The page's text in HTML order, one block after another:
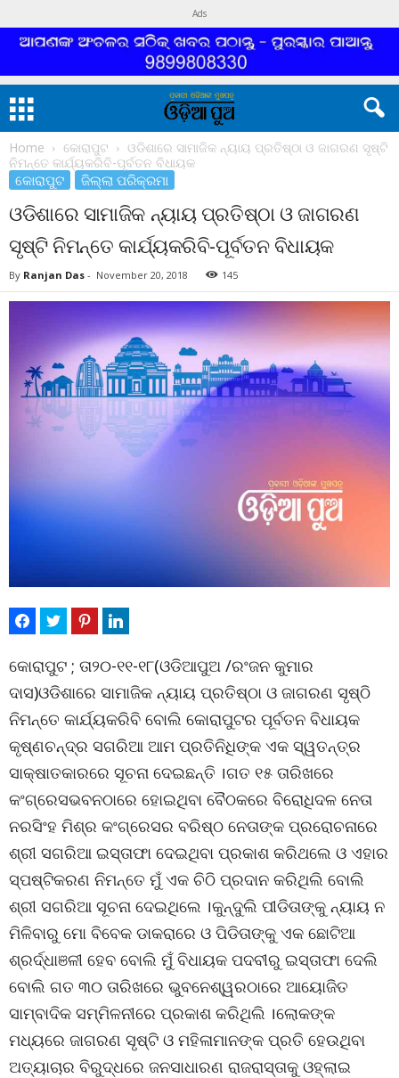
Ads
Home କୋରାପୁଟ
ଓଡିଶାରେ ସାମାଜିକ ନ୍ୟାୟ ପ୍ରତିଷ୍ଠା ଓ ଜାଗରଣ ସୃଷ୍ଟି
ନିମନ୍ତେ କାର୍ଯ୍ୟକରିବି-ପୂର୍ବତନ ବିଧାୟକ
କୋରାପୁଟ ଜିଲ୍ଲା ପରିକ୍ରମା
ଓଡିଶାରେ ସାମାଜିକ ନ୍ୟାୟ ପ୍ରତିଷ୍ଠା ଓ ଜାଗରଣ
ସୃଷ୍ଟି ନିମନ୍ତେ କାର୍ଯ୍ୟକରିବି-ପୂର୍ବତନ ବିଧାୟକ
By Ranjan Das - November 20, 2018 145
କୋରାପୁଟ ; ତା୨୦-୧୧-୧୮(ଓଡିଆପୁଅ /ରଂଜନ କୁମାର
ଦାସ)ଓଡିଶାରେ ସାମାଜିକ ନ୍ୟାୟ ପ୍ରତିଷ୍ଠା ଓ ଜାଗରଣ ସୃଷ୍ଠି
ନିମନ୍ତେ କାର୍ଯ୍ୟକରିବି ବୋଲି କୋରାପୁଟର ପୂର୍ବତନ ବିଧାୟକ
କୃଷ୍ଣଚନ୍ଦ୍ର ସଗରିଆ ଆମ ପ୍ରତିନିଧିଙ୍କ ଏକ ସ୍ୱତନ୍ତ୍ର
ସାକ୍ଷାତକାରରେ ସୂଚନା ଦେଇଛନ୍ତି ।ଗତ ୧୫ ତାରିଖରେ
କଂଗ୍ରେସଭବନଠାରେ ହୋଇଥିବା ବୈଠକରେ ବିରୋଧିଦଳ ନେତା
ନରସିଂହ ମିଶ୍ର କଂଗ୍ରେସର ବରିଷ୍ଠ ନେତାଙ୍କ ପ୍ରରୋଚନାରେ
ଶ୍ରୀ ସଗରିଆ ଇସ୍ତାଫା ଦେଇଥିବା ପ୍ରକାଶ କରିଥଲେ ଓ ଏହାର
ସ୍ପଷ୍ଟିକରଣ ନିମନ୍ତେ ମୁଁ ଏକ ଚିଠି ପ୍ରଦାନ କରିଥିଲି ବୋଲି
ଶ୍ରୀ ସଗରିଆ ସୂଚନା ଦେଇଥିଲେ ।କୁନ୍ଦୁଲି ପୀଡିତାଙ୍କୁ ନ୍ୟାୟ ନ
ମିଳିବାରୁ ମୋ ବିବେକ ଡାକରାରେ ଓ ପିଡିତାଙ୍କୁ ଏକ ଛୋଟିଆ
ଶ୍ରର୍ଦ୍ଧାଞଳୀ ହେବ ବୋଲି ମୁଁ ବିଧାୟକ ପଦବୀରୁ ଇସ୍ତାଫା ଦେଲି
ବୋଲି ଗତ ୩୦ ତାରିଖରେ ଭୁବନେଶ୍ୱରଠାରେ ଆୟୋଜିତ
ସାମ୍ବାଦିକ ସମ୍ମିଳନୀରେ ପ୍ରକାଶ କରିଥିଲି ।ଲୋକଙ୍କ
ମଧ୍ୟରେ ଜାଗରଣ ସୃଷ୍ଟି ଓ ମହିଳାମାନଙ୍କ ପ୍ରତି ହେଉଥିବା
ଅତ୍ୟାଚାର ବିରୁଦ୍ଧରେ ଜନସାଧାରଣ ରାଜରାସ୍ତାକୁ ଓହ୍ଲାଇ